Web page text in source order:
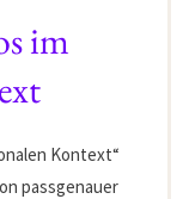
im
Kontext“
passgenauer